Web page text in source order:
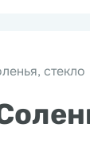
стекло